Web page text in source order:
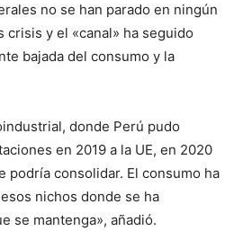
no se han parado en ningún
crisis y el «canal» ha seguido
bajada del consumo y la
donde Perú pudo
en 2019 a la UE, en 2020
podría consolidar. El consumo ha
nichos donde se ha
se mantenga», añadió.